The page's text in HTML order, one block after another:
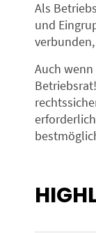
Als
und
Auch